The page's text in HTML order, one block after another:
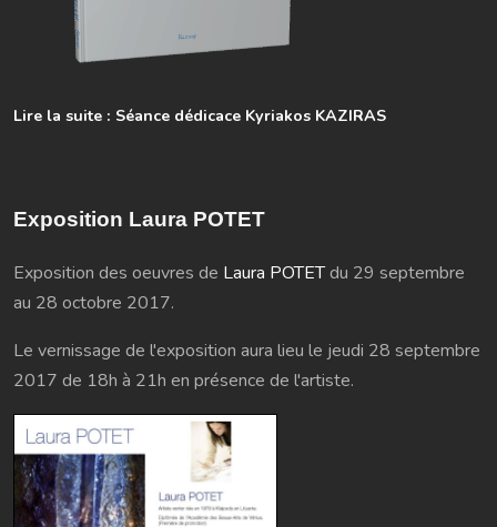
Lire la suite : Séance dédicace Kyriakos KAZIRAS
Exposition Laura POTET
Exposition des oeuvres de Laura POTETdu 29 septembre
au 28 octobre 2017.
Le vernissage de l'exposition aura lieu le jeudi 28 septembre
2017 de 18h à 21h en présence de l'artiste.